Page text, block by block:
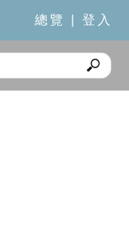
總覽 登入